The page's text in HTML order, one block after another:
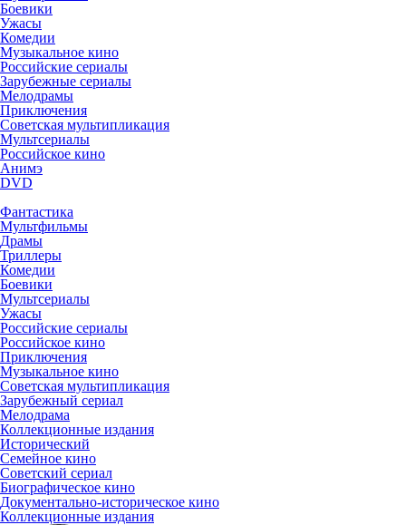
Боевики
Ужасы
Комедии
Музыкальное кино
Российские сериалы
Зарубежные сериалы
Мелодрамы
Приключения
Советская мультипликация
Мультсериалы
Российское кино
Анимэ
DVD
Фантастика
Мультфильмы
Драмы
Триллеры
Комедии
Боевики
Мультсериалы
Ужасы
Российские сериалы
Российское кино
Приключения
Музыкальное кино
Советская мультипликация
Зарубежный сериал
Мелодрама
Коллекционные издания
Исторический
Семейное кино
Советский сериал
Биографическое кино
Документально-историческое кино
Коллекционные издания